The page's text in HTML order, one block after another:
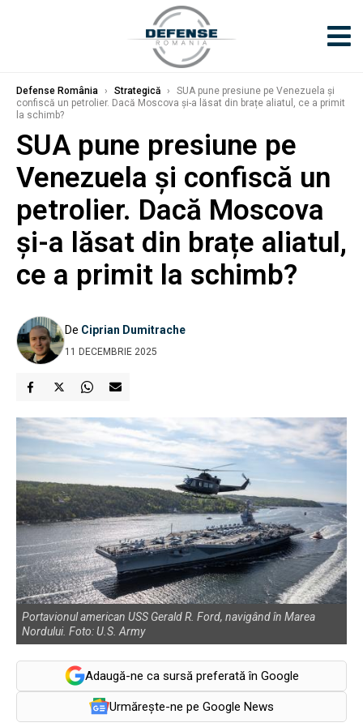
Defense România › Strategică ›
SUA pune presiune pe Venezuela și
confiscă un petrolier. Dacă Moscova și-a lăsat din brațe aliatul, ce a primit
la schimb?
SUA pune presiune pe
Venezuela și confiscă un
petrolier. Dacă Moscova
și-a lăsat din brațe aliatul,
ce a primit la schimb?
De Ciprian Dumitrache
11 DECEMBRIE 2025
Portavionul american USS Gerald R. Ford, navigând în Marea
Nordului. Foto: U.S. Army
Adaugă-ne ca sursă preferată în Google
Urmărește-ne pe Google News